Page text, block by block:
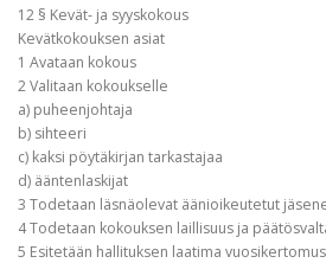
12 § Kevät- ja syyskokous
Kevätkokouksen asiat
1 Avataan kokous
2 Valitaan kokoukselle
a) puheenjohtaja
b) sihteeri
c) kaksi pöytäkirjan tarkastajaa
d) ääntenlaskijat
3 Todetaan läsnäolevat äänioikeutetut
4 Todetaan kokouksen laillisuus ja
5 Esitetään hallituksen laatima